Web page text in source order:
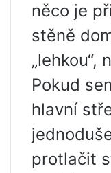
něco je
stěně
„lehkou“,
Pokud
hlavní
protlačit